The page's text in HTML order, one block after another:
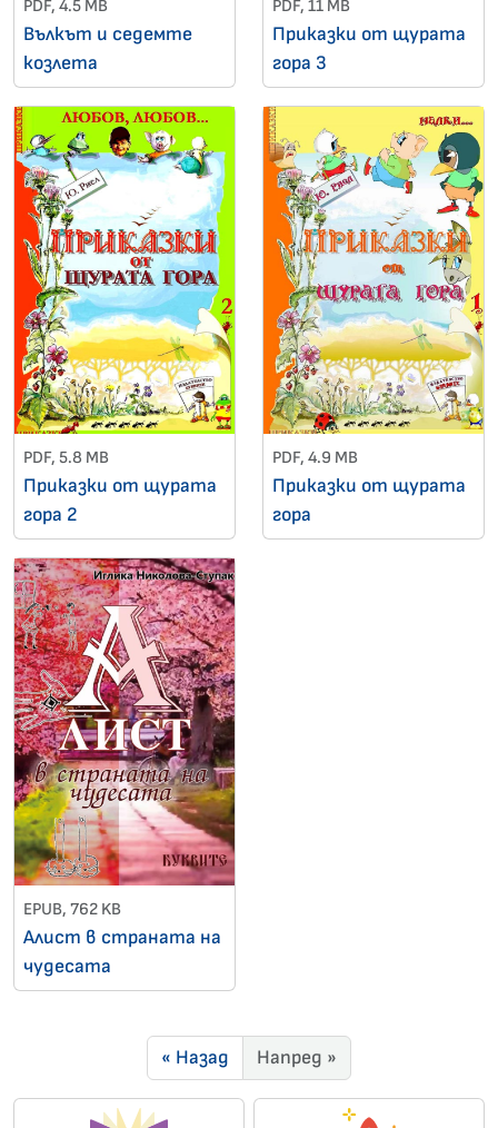
PDF, 4.5 MB
Вълкът и седемте
козлета
PDF, 11 MB
Приказки от щурата
гора 3
PDF, 5.8 MB
Приказки от щурата
гора 2
PDF, 4.9 MB
Приказки от щурата
гора
EPUB, 762 KB
Алист в страната на
чудесата
« Назад Напред »